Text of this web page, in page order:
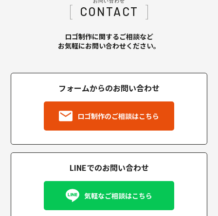
CONTACT
ロゴ制作に関するご相談など
お気軽にお問い合わせください。
フォームからのお問い合わせ
ロゴ制作のご相談はこちら
LINEでのお問い合わせ
気軽なご相談はこちら